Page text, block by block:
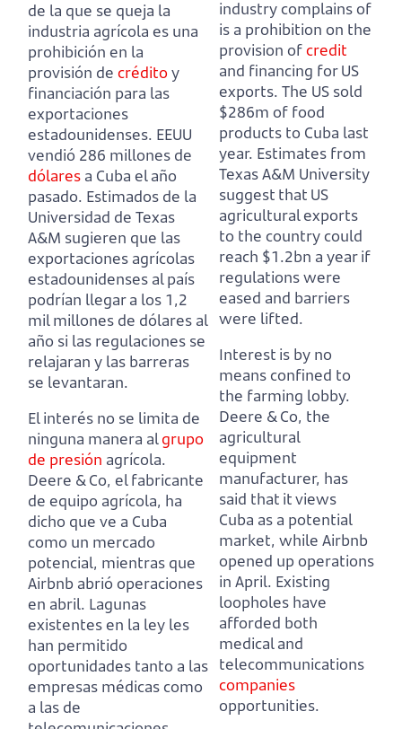
de la que se queja la
industria agrícola es una
prohibición en la
provisión de créditoy
financiación para las
exportaciones
estadounidenses. EEUU
vendió 286 millones de
dólares a Cuba el año
pasado. Estimados de la
Universidad de Texas
A&M sugieren que las
exportaciones agrícolas
estadounidenses al país
podrían llegar a los 1,2
mil millones de dólares al
año si las regulaciones se
relajaran y las barreras
se levantaran.
El interés no se limita de
ninguna manera algrupo
de presión agrícola.
Deere & Co, el fabricante
de equipo agrícola, ha
dicho que ve a Cuba
como un mercado
potencial, mientras que
Airbnb abrió operaciones
en abril. Lagunas
existentes en la ley les
han permitido
oportunidades tanto a las
empresas médicas como
a las de
industry complains of
is a prohibition on the
provision ofcredit
and financing for US
exports. The US sold
$286m of food
products to Cuba last
year. Estimates from
Texas A&M University
suggest that US
agricultural exports
to the countrycould
reach $1.2bn a year if
regulations were
eased and barriers
were lifted.
Interest is by no
means confined to
the farming lobby.
Deere & Co, the
agricultural
equipment
manufacturer, has
said that it views
Cuba as a potential
market, while Airbnb
opened up operations
in April. Existing
loopholes have
afforded both
medical and
telecommunications
companies
opportunities.